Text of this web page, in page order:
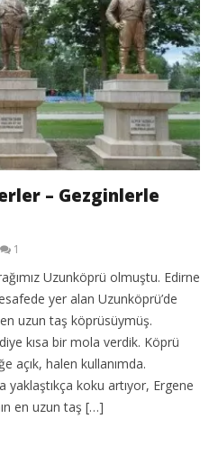
– Gezginlerle
1
Uzunköprü olmuştu. Edirne
yer alan Uzunköprü’de
uzun taş köprüsüymüş.
kısa bir mola verdik. Köprü
açık, halen kullanımda.
yaklaştıkça koku artıyor, Ergene
en uzun taş […]